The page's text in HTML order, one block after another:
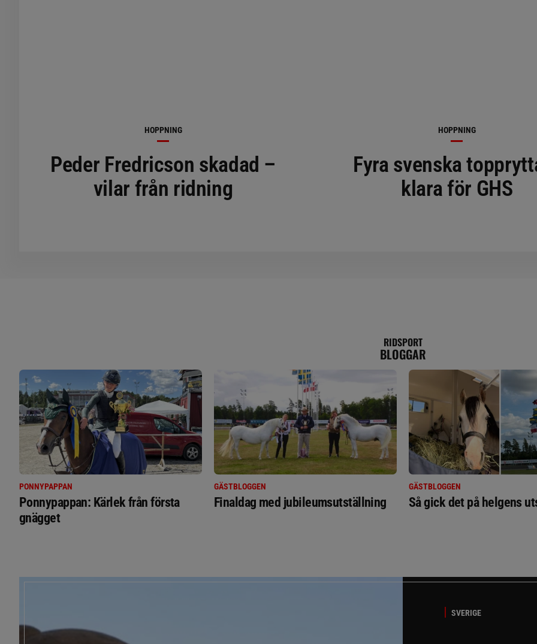
HOPPNING
Peder Fredricson skadad –
vilar från ridning
HOPPNING
Fyra svenska
klara för GHS
RIDSPORT
BLOGGAR
PONNYPAPPAN
Ponnypappan: Kärlek från första
gnägget
GÄSTBLOGGEN
Finaldag med jubileumsutställning
GÄSTBLOGGEN
Så gick det på helgens
SVERIGE